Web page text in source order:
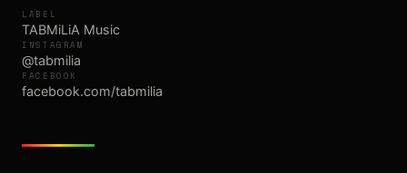
LABEL
TABMiLiA Music
INSTAGRAM
@tabmilia
FACEBOOK
facebook.com/tabmilia